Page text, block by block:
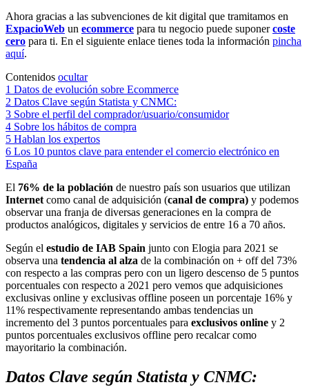
Ahora gracias a las subvenciones de kit digital que tramitamos en
ExpacioWeb un ecommerce para tu negocio puede suponercoste
cero para ti. En el siguiente enlace tienes toda la información pincha
aquí.
Contenidos ocultar
1 Datos de evolución sobre Ecommerce
2 Datos Clave según Statista y CNMC:
3 Sobre el perfil del comprador/usuario/consumidor
4 Sobre los hábitos de compra
5 Hablan los expertos
6 Los 10 puntos clave para entender el comercio electrónico en
España
El 76% de la población de nuestro país son usuarios que utilizan
Internet como canal de adquisición (canal de compra) y podemos
observar una franja de diversas generaciones en la compra de
productos analógicos, digitales y servicios de entre 16 a 70 años.
Según el estudio de IAB Spain junto con Elogia para 2021 se
observa una tendencia al alza de la combinación on + off del 73%
con respecto a las compras pero con un ligero descenso de 5 puntos
porcentuales con respecto a 2021 pero vemos que adquisiciones
exclusivas online y exclusivas offline poseen un porcentaje 16% y
11% respectivamente representando ambas tendencias un
incremento del 3 puntos porcentuales para exclusivos online y 2
puntos porcentuales exclusivos offline pero recalcar como
mayoritario la combinación.
Datos Clave según Statista y CNMC: